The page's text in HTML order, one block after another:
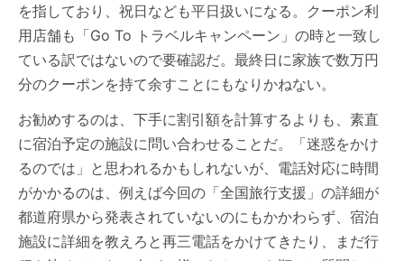
を指しており、祝日なども平日扱いになる。クーポン利
用店舗も「Go To トラベルキャンペーン」の時と一致し
ている訳ではないので要確認だ。最終日に家族で数万円
分のクーポンを持て余すことにもなりかねない。
お勧めするのは、下手に割引額を計算するよりも、素直
に宿泊予定の施設に問い合わせることだ。「迷惑をかけ
るのでは」と思われるかもしれないが、電話対応に時間
がかかるのは、例えば今回の「全国旅行支援」の詳細が
都道府県から発表されていないのにもかかわらず、宿泊
施設に詳細を教えろと再三電話をかけてきたり、まだ行